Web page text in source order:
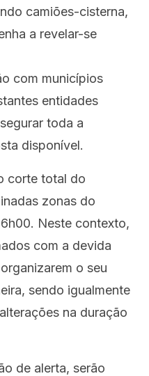
camiões-cisterna,
a revelar-se
com municípios
entidades
toda a
disponível.
corte total do
zonas do
Neste contexto,
com a devida
o seu
sendo igualmente
na duração
de alerta, serão